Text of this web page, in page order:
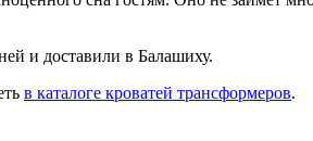
и доставили в Балашиху.
в каталоге кроватей трансформеров.